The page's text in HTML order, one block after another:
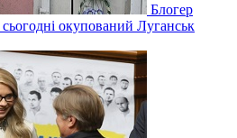
Блогер
сьогодні окупований Луганськ